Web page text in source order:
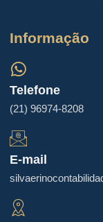
Informação
Telefone
(21) 96974-8208
E-mail